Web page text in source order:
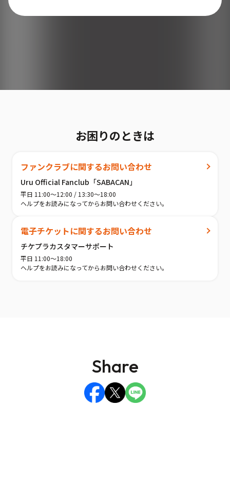
お困りのときは
ファンクラブに関するお問い合わせ
Uru Official Fanclub「SABACAN」
平日 11:00〜12:00 / 13:30〜18:00
ヘルプをお読みになってからお問い合わせください。
電子チケットに関するお問い合わせ
チケプラカスタマーサポート
平日 11:00〜18:00
ヘルプをお読みになってからお問い合わせください。
Share